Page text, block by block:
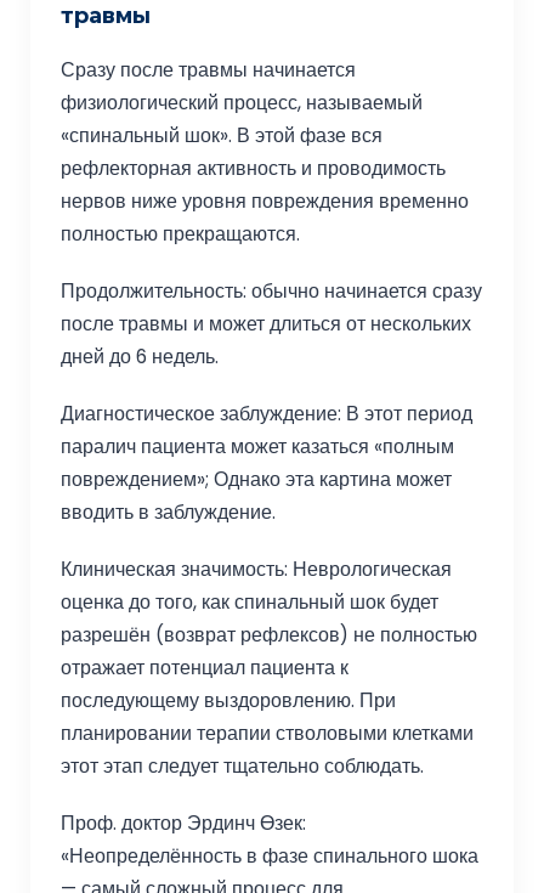
травмы
Сразу после травмы начинается
физиологический процесс, называемый
«спинальный шок». В этой фазе вся
рефлекторная активность и проводимость
нервов ниже уровня повреждения временно
полностью прекращаются.
Продолжительность: обычно начинается сразу
после травмы и может длиться от нескольких
дней до 6 недель.
Диагностическое заблуждение: В этот период
паралич пациента может казаться «полным
повреждением»; Однако эта картина может
вводить в заблуждение.
Клиническая значимость: Неврологическая
оценка до того, как спинальный шок будет
разрешён (возврат рефлексов) не полностью
отражает потенциал пациента к
последующему выздоровлению. При
планировании терапии стволовыми клетками
этот этап следует тщательно соблюдать.
Проф. доктор Эрдинч Өзек:
«Неопределённость в фазе спинального шока